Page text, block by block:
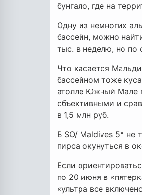
бунгало, где на
Одну из немногих
бассейн, можно
тыс. в неделю, но по
Что касается
бассейном тоже
атолле Южный Мале
объективными и
в 1,5 млн руб.
В SO/ Maldives 5* не
пирса окунуться в
Если
по 20 июня в
«ультра все